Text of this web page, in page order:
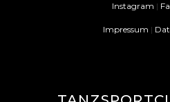
A
Instagram |
Impressum |